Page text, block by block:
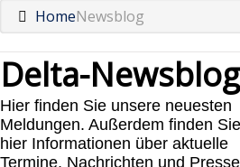
HomeNewsblog
Delta-Newsblog
Hier finden Sie unsere neuesten
Meldungen. Außerdem finden Sie
hier Informationen über aktuelle
Termine, Nachrichten und